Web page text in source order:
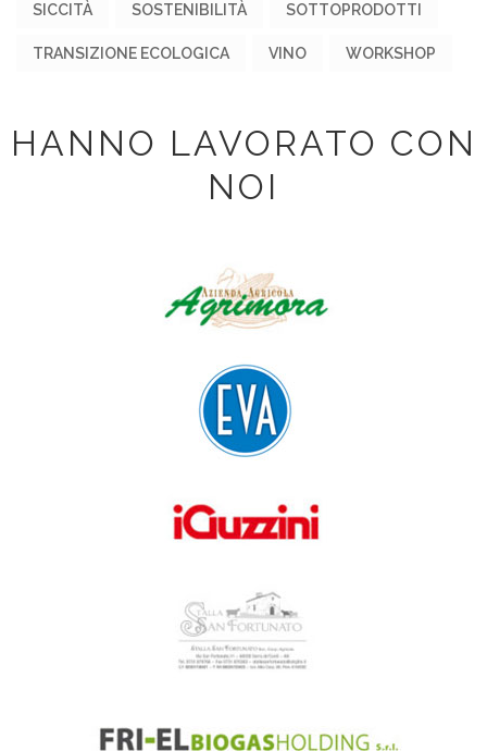
SICCITÀ SOSTENIBILITÀ SOTTOPRODOTTI
TRANSIZIONE ECOLOGICA VINO WORKSHOP
HANNO LAVORATO CON
NOI